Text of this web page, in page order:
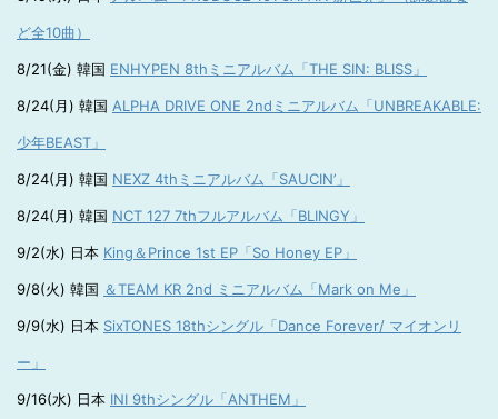
ど全10曲）
8/21(金) 韓国 ENHYPEN 8thミニアルバム「THE SIN: BLISS」
8/24(月) 韓国 ALPHA DRIVE ONE 2ndミニアルバム「UNBREAKABLE:
少年BEAST」
8/24(月) 韓国 NEXZ 4thミニアルバム「SAUCIN’」
8/24(月) 韓国 NCT 127 7thフルアルバム「BLINGY」
9/2(水) 日本 King＆Prince 1st EP「So Honey EP」
9/8(火) 韓国 ＆TEAM KR 2nd ミニアルバム「Mark on Me」
9/9(水) 日本 SixTONES 18thシングル「Dance Forever/ マイオンリ
ー」
9/16(水) 日本 INI 9thシングル「ANTHEM」